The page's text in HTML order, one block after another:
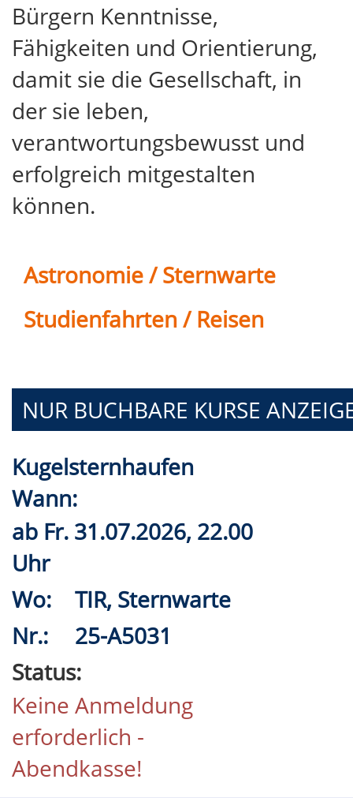
Bürgern Kenntnisse,
Fähigkeiten und Orientierung,
damit sie die Gesellschaft, in
der sie leben,
verantwortungsbewusst und
erfolgreich mitgestalten
können.
Astronomie / Sternwarte
Studienfahrten / Reisen
NUR BUCHBARE KURSE
Kugelsternhaufen
Wann:
ab Fr. 31.07.2026, 22.00
Uhr
Wo:
TIR, Sternwarte
Nr.:
25-A5031
Status:
Keine Anmeldung
erforderlich -
Abendkasse!